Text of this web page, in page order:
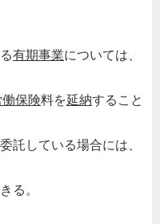
有期事業については、
保険料を延納すること
託している場合には、
る。